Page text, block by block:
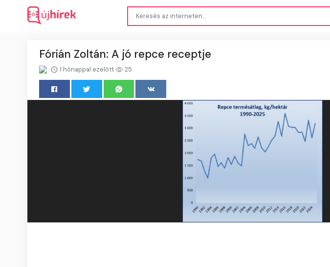
Fórián Zoltán: A jó repce receptje
1 hónappal ezelőtt 25